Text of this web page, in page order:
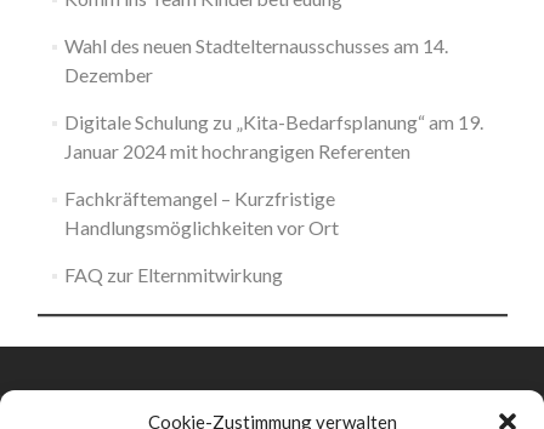
Cookie-Zustimmung verwalten
Wahl des neuen Stadtelternausschusses am 14.
Dezember
Digitale Schulung zu „Kita-Bedarfsplanung“ am 19.
Januar 2024 mit hochrangigen Referenten
Fachkräftemangel – Kurzfristige
Handlungsmöglichkeiten vor Ort
FAQ zur Elternmitwirkung